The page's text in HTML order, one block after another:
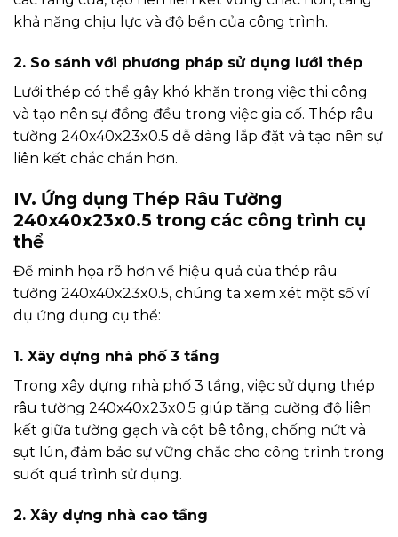
khả năng chịu lực và độ bền của công trình.
2. So sánh với phương pháp sử dụng lưới thép
Lưới thép có thể gây khó khăn trong việc thi công
và tạo nên sự đồng đều trong việc gia cố. Thép râu
tường 240x40x23x0.5 dễ dàng lắp đặt và tạo nên sự
liên kết chắc chắn hơn.
IV. Ứng dụng Thép Râu Tường
240x40x23x0.5 trong các công trình cụ
thể
Để minh họa rõ hơn về hiệu quả của thép râu
tường 240x40x23x0.5, chúng ta xem xét một số ví
dụ ứng dụng cụ thể:
1. Xây dựng nhà phố 3 tầng
Trong xây dựng nhà phố 3 tầng, việc sử dụng thép
râu tường 240x40x23x0.5 giúp tăng cường độ liên
kết giữa tường gạch và cột bê tông, chống nứt và
sụt lún, đảm bảo sự vững chắc cho công trình trong
suốt quá trình sử dụng.
2. Xây dựng nhà cao tầng